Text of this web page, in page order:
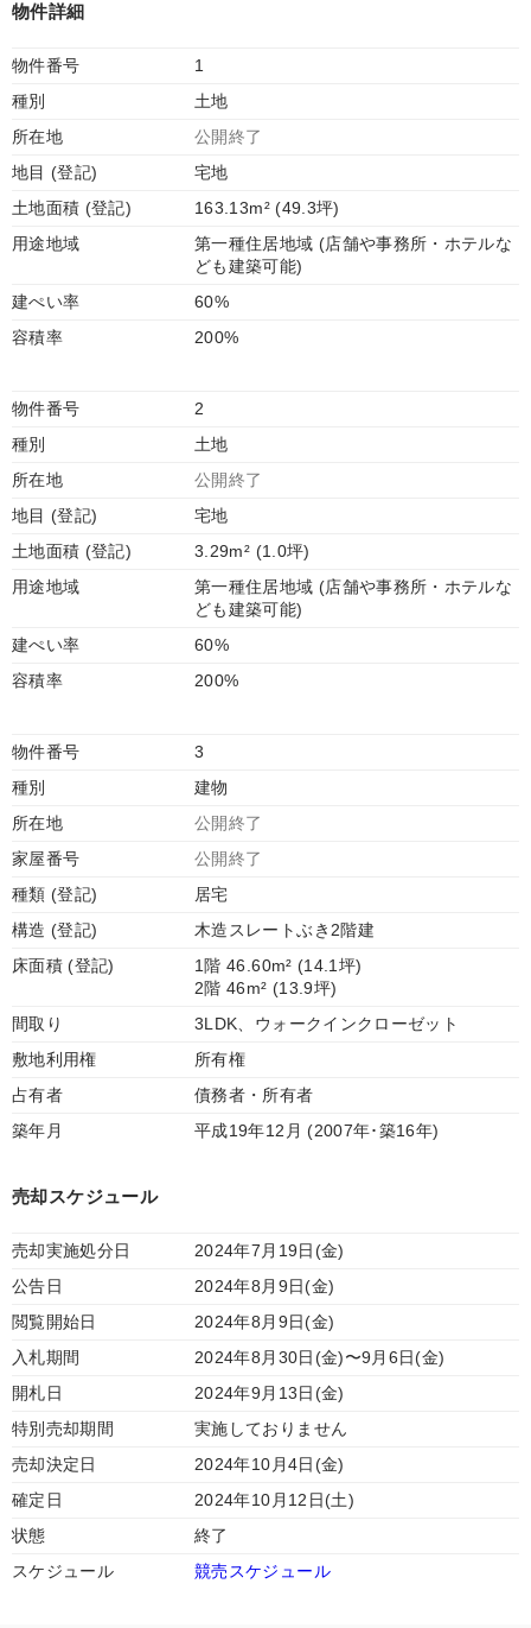
物件詳細
物件番号
1
種別
土地
所在地
公開終了
地目 (登記)
宅地
土地面積 (登記)
163.13m² (49.3坪)
用途地域
第一種住居地域 (店舗や事務所・ホテルな
ども建築可能)
建ぺい率
60%
容積率
200%
物件番号
2
種別
土地
所在地
公開終了
地目 (登記)
宅地
土地面積 (登記)
3.29m² (1.0坪)
用途地域
第一種住居地域 (店舗や事務所・ホテルな
ども建築可能)
建ぺい率
60%
容積率
200%
物件番号
3
種別
建物
所在地
公開終了
家屋番号
公開終了
種類 (登記)
居宅
構造 (登記)
木造スレートぶき2階建
床面積 (登記)
1階 46.60m² (14.1坪)
2階 46m² (13.9坪)
間取り
3LDK、ウォークインクローゼット
敷地利用権
所有権
占有者
債務者・所有者
築年月
平成19年12月 (2007年･築16年)
売却スケジュール
売却実施処分日
2024年7月19日(金)
公告日
2024年8月9日(金)
閲覧開始日
2024年8月9日(金)
入札期間
2024年8月30日(金)〜9月6日(金)
開札日
2024年9月13日(金)
特別売却期間
実施しておりません
売却決定日
2024年10月4日(金)
確定日
2024年10月12日(土)
状態
終了
スケジュール
競売スケジュール